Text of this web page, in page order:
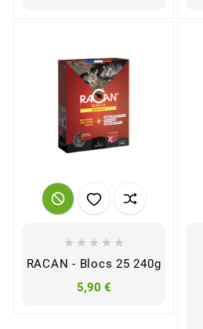
    
RACAN - Blocs 25 240g
5,90 €